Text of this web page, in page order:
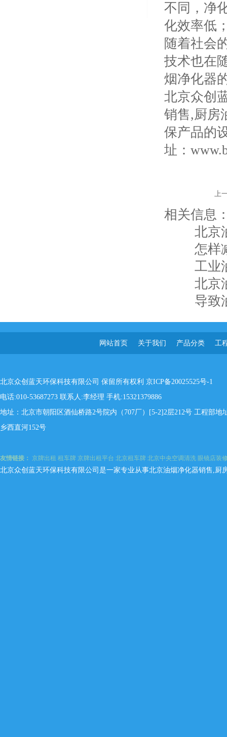
不同，净
化效率低
随着社会
技术也在
烟净化器
北京众创
销售,厨房
保产品的
址：
上
相关信息
北京
怎样
工业
北京
导致
网站首页 关于我们 产品分类 工
北京众创蓝天环保科技有限公司 保留所有权利 京ICP备20025525号-1
电话:010-53687273 联系人:李经理 手机:15321379886
地址：北京市朝阳区酒仙桥路2号院内（707厂）[5-2]2层212号 工程部地
乡西直河152号
友情链接： 京牌出租 租车牌 京牌出租平台 北京租车牌 北京中央空调清洗 眼镜店装
北京众创蓝天环保科技有限公司是一家专业从事北京油烟净化器销售,厨